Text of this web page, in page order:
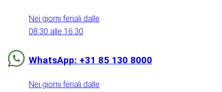
Nei giorni feriali dalle
08:30 alle 16:30
WhatsApp: +31 85 130 8000
Nei giorni feriali dalle